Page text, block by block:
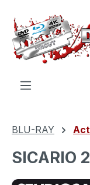
Zum Hauptinhalt
BLU-RAY
SICARIO